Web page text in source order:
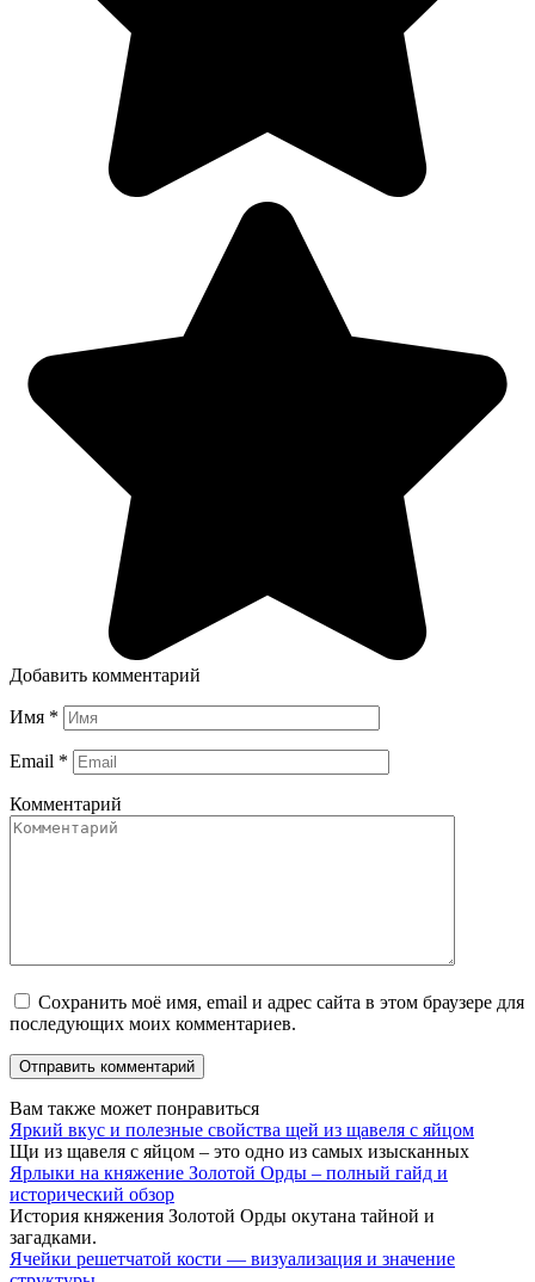
Добавить комментарий
Имя *
Email *
Комментарий
Сохранить моё имя, email и адрес сайта в этом браузере для
последующих моих комментариев.
Вам также может понравиться
Яркий вкус и полезные свойства щей из щавеля с яйцом
Щи из щавеля с яйцом – это одно из самых изысканных
Ярлыки на княжение Золотой Орды – полный гайд и
исторический обзор
История княжения Золотой Орды окутана тайной и
загадками.
Ячейки решетчатой кости — визуализация и значение